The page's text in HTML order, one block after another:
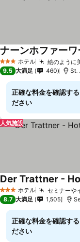
3 ホテルのランク
ホテル 絵のように
9.5 大満足 460 St.
正確な料金を確認す
ださい
人気施設
3 ホテルのランク
ホテル セミナーや
8.7 大満足 1,505
正確な料金を確認す
ださい